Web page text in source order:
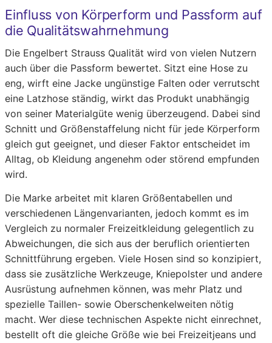
Einfluss von Körperform und Passform auf
die Qualitätswahrnehmung
Die Engelbert Strauss Qualität wird von vielen Nutzern
auch über die Passform bewertet. Sitzt eine Hose zu
eng, wirft eine Jacke ungünstige Falten oder verrutscht
eine Latzhose ständig, wirkt das Produkt unabhängig
von seiner Materialgüte wenig überzeugend. Dabei sind
Schnitt und Größenstaffelung nicht für jede Körperform
gleich gut geeignet, und dieser Faktor entscheidet im
Alltag, ob Kleidung angenehm oder störend empfunden
wird.
Die Marke arbeitet mit klaren Größentabellen und
verschiedenen Längenvarianten, jedoch kommt es im
Vergleich zu normaler Freizeitkleidung gelegentlich zu
Abweichungen, die sich aus der beruflich orientierten
Schnittführung ergeben. Viele Hosen sind so konzipiert,
dass sie zusätzliche Werkzeuge, Kniepolster und andere
Ausrüstung aufnehmen können, was mehr Platz und
spezielle Taillen- sowie Oberschenkelweiten nötig
macht. Wer diese technischen Aspekte nicht einrechnet,
bestellt oft die gleiche Größe wie bei Freizeitjeans und